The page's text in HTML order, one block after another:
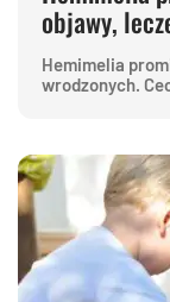
objawy,
Hemimelia
wrodzonych.